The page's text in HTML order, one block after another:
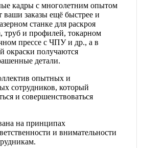
кадры с многолетним опытом
ваши заказы ещё быстрее и
станке для раскроя
труб и профилей, токарном
прессе с ЧПУ и др., а в
окраски получаются
детали.
опытных и
сотрудников, который
и совершенствоваться
на принципах
и внимательности